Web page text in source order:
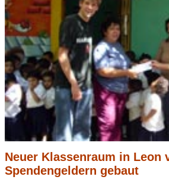
Neuer Klassenraum in Leon
Spendengeldern gebaut